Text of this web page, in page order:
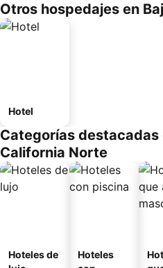
Otros hospedajes en
Hotel
Categorías destacadas
California Norte
Hoteles de
Hoteles